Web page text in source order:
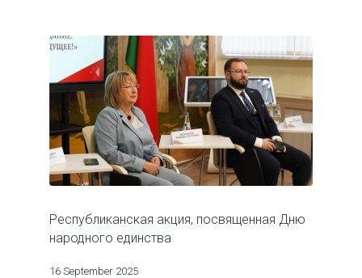
Республиканская акция, посвященная Дню
народного единства
16 September 2025